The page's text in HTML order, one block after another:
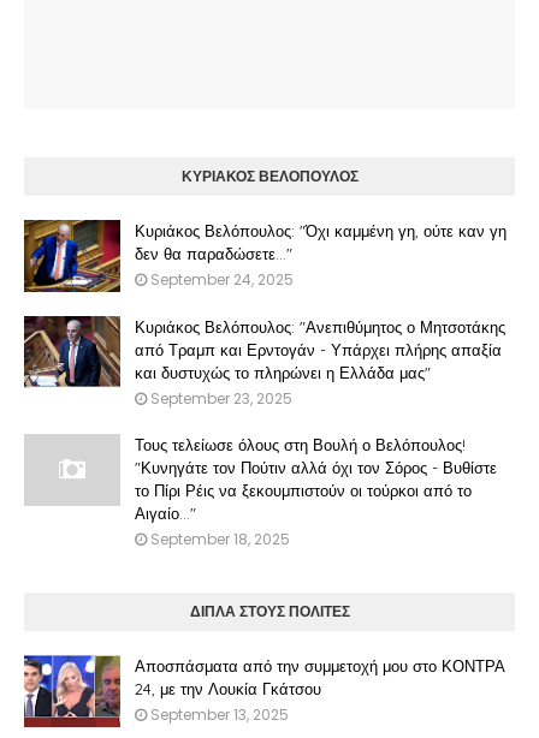
ΚΥΡΙΑΚΟΣ ΒΕΛΟΠΟΥΛΟΣ
Κυριάκος Βελόπουλος: "Όχι καμμένη γη, ούτε καν γη
δεν θα παραδώσετε..."
September 24, 2025
Κυριάκος Βελόπουλος: "Ανεπιθύμητος ο Μητσοτάκης
από Τραμπ και Ερντογάν - Υπάρχει πλήρης απαξία
και δυστυχώς το πληρώνει η Ελλάδα μας"
September 23, 2025
Τους τελείωσε όλους στη Βουλή ο Βελόπουλος!
"Κυνηγάτε τον Πούτιν αλλά όχι τον Σόρος - Βυθίστε
το Πίρι Ρέις να ξεκουμπιστούν οι τούρκοι από το
Αιγαίο..."
September 18, 2025
ΔΙΠΛΑ ΣΤΟΥΣ ΠΟΛΙΤΕΣ
Αποσπάσματα από την συμμετοχή μου στο ΚΟΝΤΡΑ
24, με την Λουκία Γκάτσου
September 13, 2025